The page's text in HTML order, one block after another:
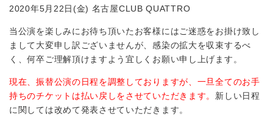
2020年5月22日(金) 名古屋CLUB QUATTRO
当公演を楽しみにお待ち頂いたお客様にはご迷惑をお掛け致し
まして大変申し訳ございませんが、感染の拡大を収束するべ
く、何卒ご理解頂けますよう宜しくお願い申し上げます。
現在、振替公演の日程を調整しておりますが、一旦全てのお手
持ちのチケットは払い戻しをさせていただきます。 新しい日程
に関しては改めて発表させていただきます。